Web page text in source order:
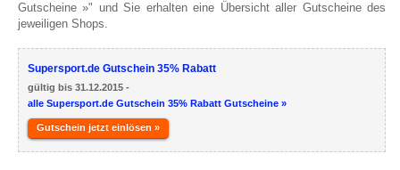
Gutscheine »" und Sie erhalten eine Übersicht aller Gutscheine des
jeweiligen Shops.
Supersport.de Gutschein 35% Rabatt
gültig bis 31.12.2015 -
alle Supersport.de Gutschein 35% Rabatt Gutscheine »
Gutschein jetzt einlösen »